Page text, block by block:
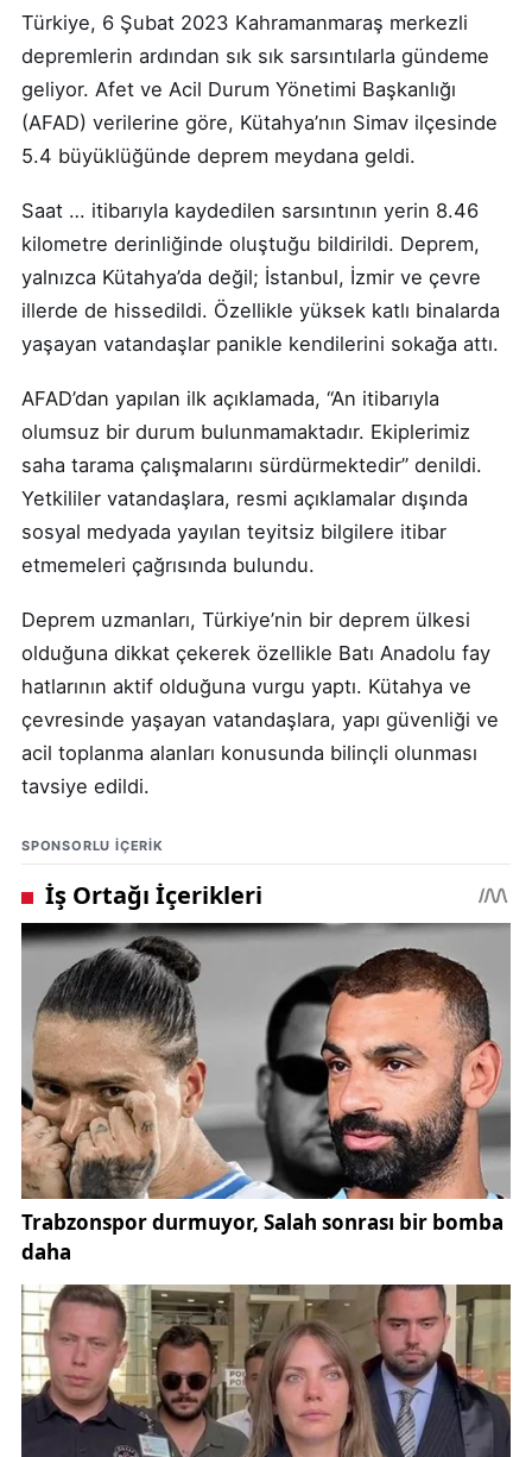
Türkiye, 6 Şubat 2023 Kahramanmaraş merkezli
depremlerin ardından sık sık sarsıntılarla gündeme
geliyor. Afet ve Acil Durum Yönetimi Başkanlığı
(AFAD) verilerine göre, Kütahya’nın Simav ilçesinde
5.4 büyüklüğünde deprem meydana geldi.
Saat … itibarıyla kaydedilen sarsıntının yerin 8.46
kilometre derinliğinde oluştuğu bildirildi. Deprem,
yalnızca Kütahya’da değil; İstanbul, İzmir ve çevre
illerde de hissedildi. Özellikle yüksek katlı binalarda
yaşayan vatandaşlar panikle kendilerini sokağa attı.
AFAD’dan yapılan ilk açıklamada, “An itibarıyla
olumsuz bir durum bulunmamaktadır. Ekiplerimiz
saha tarama çalışmalarını sürdürmektedir” denildi.
Yetkililer vatandaşlara, resmi açıklamalar dışında
sosyal medyada yayılan teyitsiz bilgilere itibar
etmemeleri çağrısında bulundu.
Deprem uzmanları, Türkiye’nin bir deprem ülkesi
olduğuna dikkat çekerek özellikle Batı Anadolu fay
hatlarının aktif olduğuna vurgu yaptı. Kütahya ve
çevresinde yaşayan vatandaşlara, yapı güvenliği ve
acil toplanma alanları konusunda bilinçli olunması
tavsiye edildi.
SPONSORLU IÇERIK